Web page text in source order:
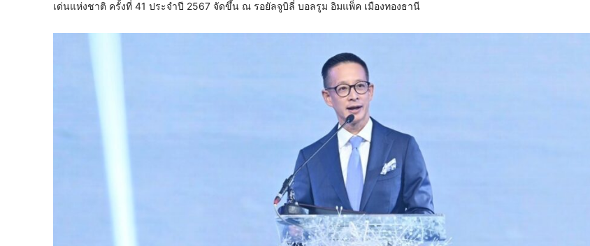
เด่นแห่งชาติ ครั้งที่ 41 ประจำปี 2567 จัดขึ้น ณ รอยัลจูบิลี่ บอลรูม อิมแพ็ค เมืองทองธานี